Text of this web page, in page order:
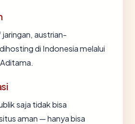
austrian-
di Indonesia melalui
saja tidak bisa
aman — hanya bisa